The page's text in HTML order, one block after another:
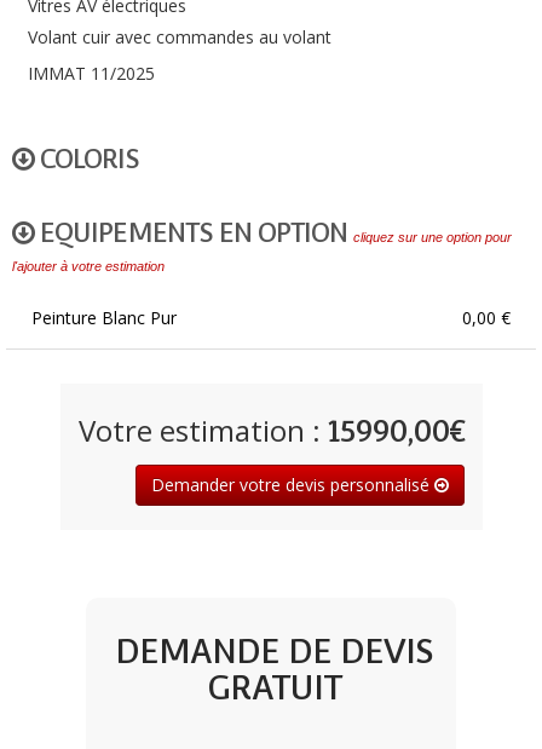
Vitres AV électriques
Volant cuir avec commandes au volant
IMMAT 11/2025
COLORIS
EQUIPEMENTS EN OPTION cliquez sur une option pour
l'ajouter à votre estimation
Peinture Blanc Pur 0,00 €
Votre estimation : 15990,00€
Demander votre devis personnalisé
DEMANDE DE DEVIS
GRATUIT